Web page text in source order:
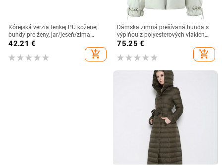
Kórejská verzia tenkej PU koženej
bundy pre ženy, jar/jeseň/zima
2023, nový motocyklový kožený
42.21 €
add_shopping_cart
Dámska zimná prešívaná bunda s
výplňou z polyesterových vlákien,
hrubá, dlhé rukávy, stojací golier
75.25 €
add_shopping_cart